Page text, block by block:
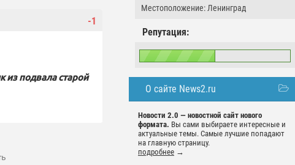
Местоположение: Ленинград
Репутация:
О сайте News2.ru
Новости 2.0 — новостной сайт нового
формата. Вы сами выбираете интересные и
актуальные темы. Самые лучшие попадают
на главную страницу.
подробнее →
-1
из подвала старой